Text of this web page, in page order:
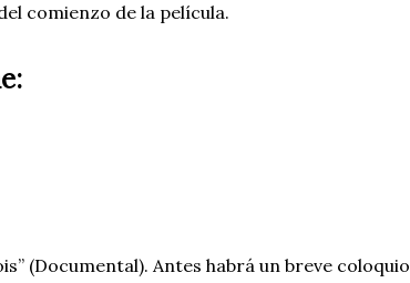
comienzo de la película.
(Documental). Antes habrá un breve coloquio